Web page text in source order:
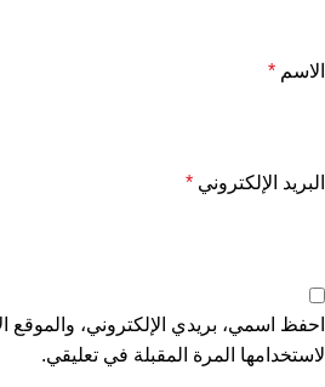
الاسم *
البريد الإلكتروني *
احفظ اسمي، بريدي الإلكتروني، والموقع
لاستخدامها المرة المقبلة في تعليقي.